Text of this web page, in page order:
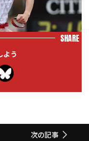
SHARE
よう
次の記事